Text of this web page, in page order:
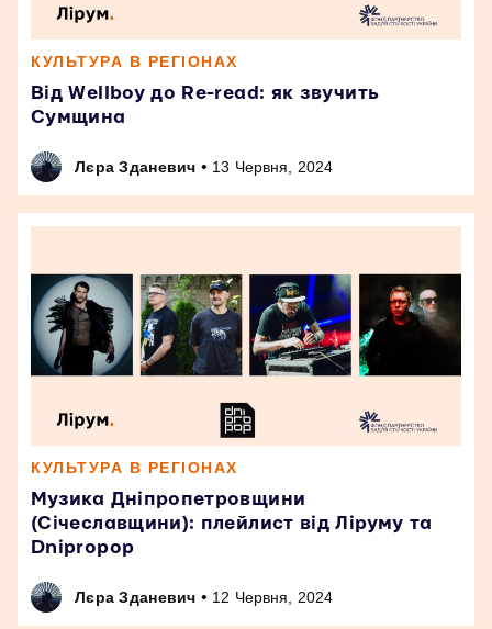
КУЛЬТУРА В РЕГІОНАХ
Від Wellboy до Re-read: як звучить
Сумщина
Лєра Зданевич • 13 Червня, 2024
КУЛЬТУРА В РЕГІОНАХ
Музика Дніпропетровщини
(Січеславщини): плейлист від Ліруму та
Dnipropop
Лєра Зданевич • 12 Червня, 2024